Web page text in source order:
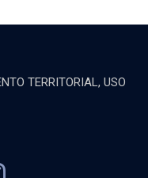
TERRITORIAL, USO